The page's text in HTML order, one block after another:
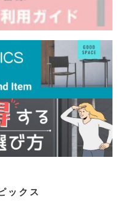
ックス